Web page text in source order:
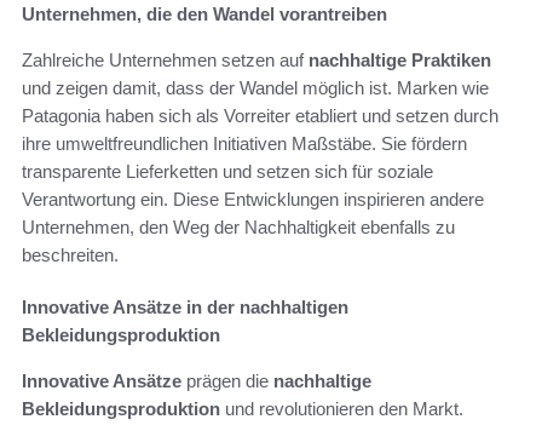
Unternehmen, die den Wandel vorantreiben
Zahlreiche Unternehmen setzen auf nachhaltige Praktiken
und zeigen damit, dass der Wandel möglich ist. Marken wie
Patagonia haben sich als Vorreiter etabliert und setzen durch
ihre umweltfreundlichen Initiativen Maßstäbe. Sie fördern
transparente Lieferketten und setzen sich für soziale
Verantwortung ein. Diese Entwicklungen inspirieren andere
Unternehmen, den Weg der Nachhaltigkeit ebenfalls zu
beschreiten.
Innovative Ansätze in der nachhaltigen
Bekleidungsproduktion
Innovative Ansätze prägen die nachhaltige
Bekleidungsproduktion und revolutionieren den Markt.